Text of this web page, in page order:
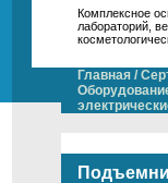
Комплексное
лабораторий,
Главная /